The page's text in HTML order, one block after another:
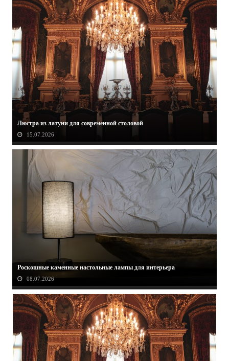
Люстрa из латуни для современной столовой
15.07.2026
Роскошные каменные настольные лампы для интерьера
08.07.2026